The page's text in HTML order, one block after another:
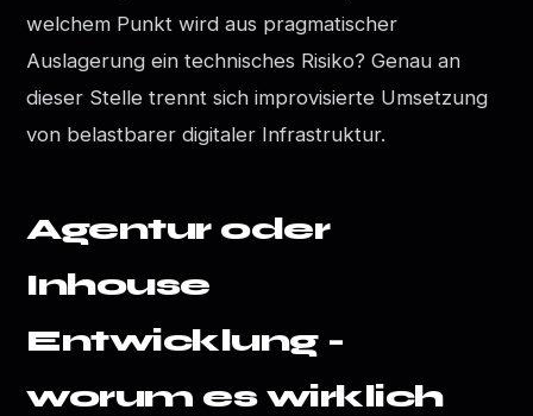
welchem Punkt wird aus pragmatischer
Auslagerung ein technisches Risiko? Genau an
dieser Stelle trennt sich improvisierte Umsetzung
von belastbarer digitaler Infrastruktur.
Agentur oder
Inhouse
Entwicklung -
worum es wirklich